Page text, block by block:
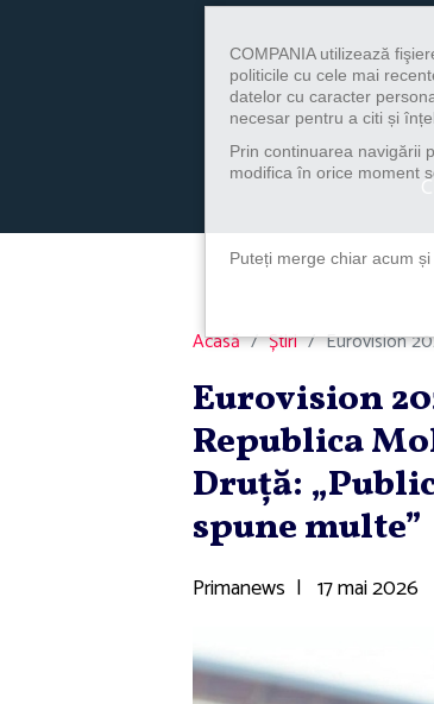
Acasă Știri Eurovision
Eurovision
Republica
Druţă:
spune multe”
Primanews | 17 mai 2026
COMPANIA utilizează
politicile cu cele mai
datelor cu caracter
necesar pentru a citi și
Prin continuarea navigării
modifica în orice moment
Puteți merge chiar acum